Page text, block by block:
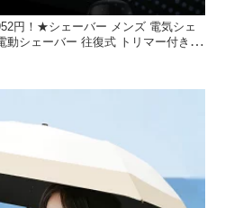
円！★シェーバー メンズ 電気シェ
動シェーバー 往復式 トリマー付き 電
ヒゲトリマー 電動ひげそり 乾湿両用
ち運び便利 男性 出張/旅行 ギフト